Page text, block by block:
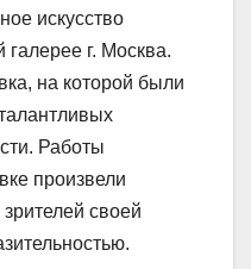
искусство
галерее г. Москва.
на которой были
Работы
произвели
своей